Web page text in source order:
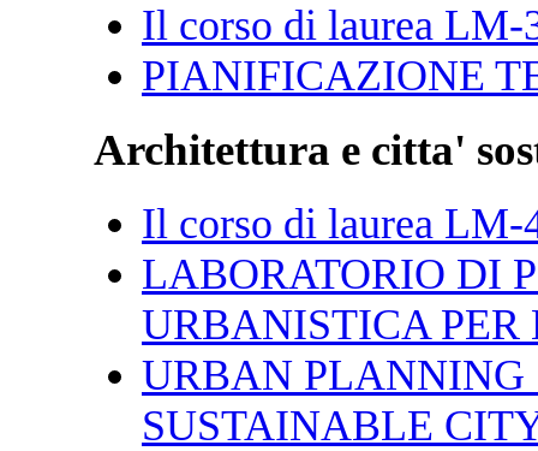
Il corso di laurea LM-
PIANIFICAZIONE
Architettura e citta'
Il corso di laurea LM-
LABORATORIO DI
URBANISTICA
URBAN PLANNING
SUSTAINABLE